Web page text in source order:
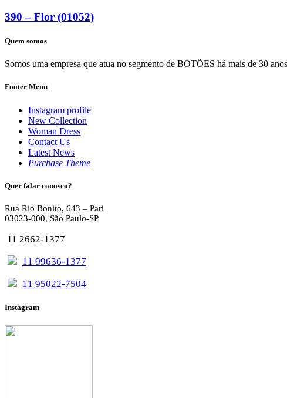
390 – Flor (01052)
Quem somos
Somos uma empresa que atua no segmento de BOTÕES há mais de 30
Footer Menu
Instagram profile
New Collection
Woman Dress
Contact Us
Latest News
Purchase Theme
Quer falar conosco?
Rua Rio Bonito, 643 – Pari
03023-000, São Paulo-SP
11 2662-1377
11 99636-1377
11 95022-7504
Instagram